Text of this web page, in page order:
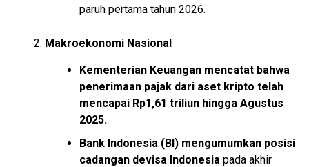
paruh pertama tahun 2026.
Makroekonomi Nasional
Kementerian Keuangan mencatat bahwa
penerimaan pajak dari aset kripto telah
mencapai Rp1,61 triliun hingga Agustus
2025.
Bank Indonesia (BI) mengumumkan posisi
cadangan devisa Indonesia pada akhir